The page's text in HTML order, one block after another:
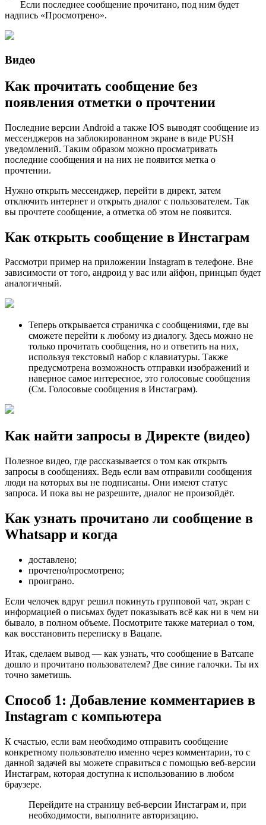
Если последнее сообщение прочитано, под ним будет
надпись «Просмотрено».
Видео
Как прочитать сообщение без
появления отметки о прочтении
Последние версии Android а также IOS выводят сообщение из
мессенджеров на заблокированном экране в виде PUSH
уведомлений. Таким образом можно просматривать
последние сообщения и на них не появится метка о
прочтении.
Нужно открыть мессенджер, перейти в директ, затем
отключить интернет и открыть диалог с пользователем. Так
вы прочтете сообщение, а отметка об этом не появится.
Как открыть сообщение в Инстаграм
Рассмотри пример на приложении Instagram в телефоне. Вне
зависимости от того, андроид у вас или айфон, принцып будет
аналогичный.
Теперь открывается страничка с сообщениями, где вы
сможете перейти к любому из диалогу. Здесь можно не
только прочитать сообщения, но и ответить на них,
используя текстовый набор с клавиатуры. Также
предусмотрена возможность отправки изображений и
наверное самое интересное, это голосовые сообщения
(См. Голосовые сообщения в Инстаграм).
Как найти запросы в Директе (видео)
Полезное видео, где рассказывается о том как открыть
запросы в сообщениях. Ведь если вам отправили сообщения
люди на которых вы не подписаны. Они имеют статус
запроса. И пока вы не разрешите, диалог не произойдёт.
Как узнать прочитано ли сообщение в
Whatsapp и когда
доставлено;
прочтено/просмотрено;
проиграно.
Если челочек вдруг решил покинуть групповой чат, экран с
информацией о письмах будет показывать всё как ни в чем ни
бывало, в полном объеме. Посмотрите также материал о том,
как восстановить переписку в Вацапе.
Итак, сделаем вывод — как узнать, что сообщение в Ватсапе
дошло и прочитано пользователем? Две синие галочки. Ты их
точно заметишь.
Способ 1: Добавление комментариев в
Instagram с компьютера
К счастью, если вам необходимо отправить сообщение
конкретному пользователю именно через комментарии, то с
данной задачей вы можете справиться с помощью веб-версии
Инстаграм, которая доступна к использованию в любом
браузере.
Перейдите на страницу веб-версии Инстаграм и, при
необходимости, выполните авторизацию.